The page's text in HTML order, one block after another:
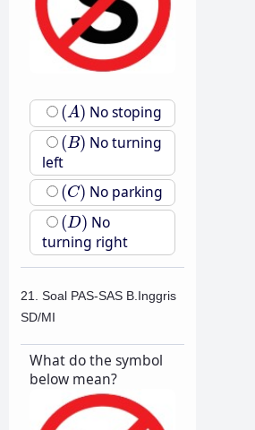
(A)
(A) No stoping
(B)
(B) No turning
left
(C)
(C) No parking
(D)
(D) No
turning right
21. Soal PAS-SAS B.Inggris
SD/MI
What do the symbol
below mean?